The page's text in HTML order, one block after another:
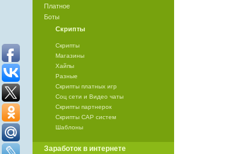
Платное
Боты
Скрипты
Скрипты
Магазины
Хайпы
Разные
Скрипты платных игр
Соц сети и Видео чаты
Скрипты партнерок
Скрипты САР систем
Шаблоны
Заработок в интернете